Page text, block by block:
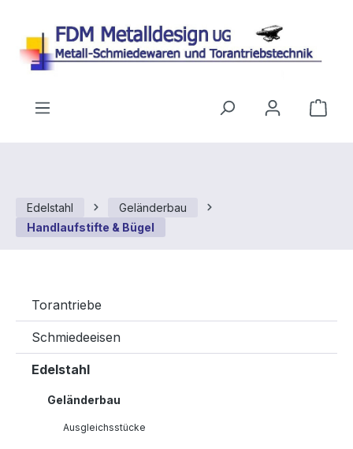
Edelstahl
Geländerbau
Handlaufstifte & Bügel
Torantriebe
Schmiedeeisen
Edelstahl
Geländerbau
Ausgleichsstücke